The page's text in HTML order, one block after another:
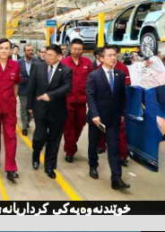
خوێندنەوەیەكی